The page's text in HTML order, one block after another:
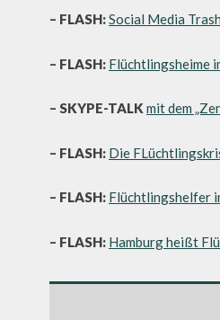
– FLASH:Social Media
– FLASH: Flüchtlingsheime
– SKYPE-TALK mit dem
– FLASH: Die
– FLASH: Flüchtlingshelfer
– FLASH: Hamburg heißt